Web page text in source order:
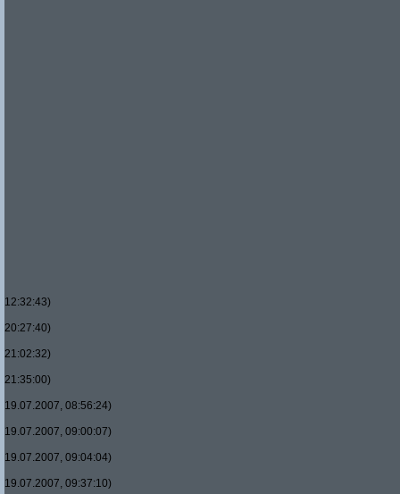
12:32:43)
20:27:40)
21:02:32)
21:35:00)
19.07.2007, 08:56:24)
19.07.2007, 09:00:07)
19.07.2007, 09:04:04)
19.07.2007, 09:37:10)